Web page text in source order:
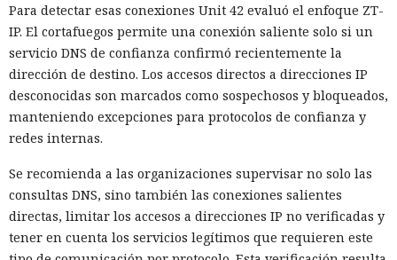
Para detectar esas conexiones Unit 42 evaluó el enfoque ZT-
IP. El cortafuegos permite una conexión saliente solo si un
servicio DNS de confianza confirmó recientemente la
dirección de destino. Los accesos directos a direcciones IP
desconocidas son marcados como sospechosos y bloqueados,
manteniendo excepciones para protocolos de confianza y
redes internas.
Se recomienda a las organizaciones supervisar no solo las
consultas DNS, sino también las conexiones salientes
directas, limitar los accesos a direcciones IP no verificadas y
tener en cuenta los servicios legítimos que requieren este